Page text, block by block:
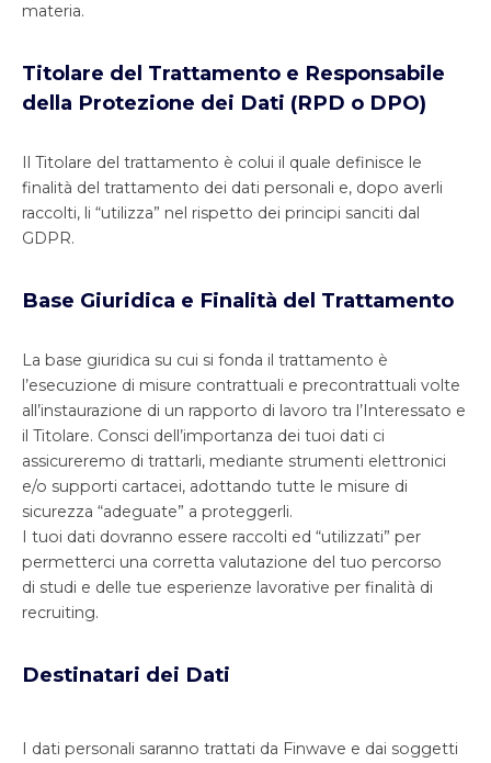
materia.
Titolare del Trattamento e Responsabile
della Protezione dei Dati (RPD o DPO)
Il Titolare del trattamento è colui il quale definisce le
finalità del trattamento dei dati personali e, dopo averli
raccolti, li “utilizza” nel rispetto dei principi sanciti dal
GDPR.
Base Giuridica e Finalità del Trattamento
La base giuridica su cui si fonda il trattamento è
l’esecuzione di misure contrattuali e precontrattuali volte
all’instaurazione di un rapporto di lavoro tra l’Interessato e
il Titolare. Consci dell’importanza dei tuoi dati ci
assicureremo di trattarli, mediante strumenti elettronici
e/o supporti cartacei, adottando tutte le misure di
sicurezza “adeguate” a proteggerli.
I tuoi dati dovranno essere raccolti ed “utilizzati” per
permetterci una corretta valutazione del tuo percorso
di studi e delle tue esperienze lavorative per finalità di
recruiting.
Destinatari dei Dati
I dati personali saranno trattati da Finwave e dai soggetti